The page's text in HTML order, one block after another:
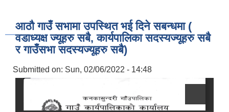
आठौ गाउँ सभामा उपस्थित भई दिने सबन्धमा (
वडाध्यक्ष ज्यूहरु सबै, कार्यपालिका सदस्यज्यूहरु सबै
र गाउँसभा सदस्यज्यूहरु सबै)
Submitted on: Sun, 02/06/2022 - 14:48